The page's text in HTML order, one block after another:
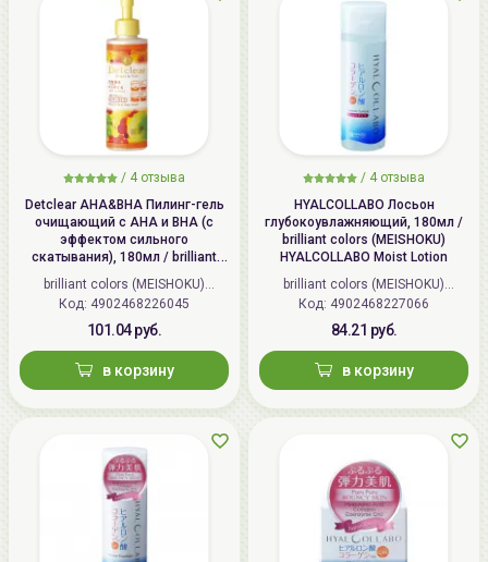
Этап #1: 8 процедур с интервалом в 48 часов;
Этап #2: регулярное применение с интервалом в 72
часа на постоянной основе.
Способ применения:
Извлеките патчи упаковки и удалите белую
защитную пленку по их периметру. Не прикасайтесь
к микроиглам в центре патча, держите только за
периметр, чтобы не повредить иглы.
/ 4 отзыва
Detclear AHA&BHA Пилинг-гель
очищающий с AHA и BHA (с
эффектом сильного
скатывания), 180мл / brilliant
colors (MEISHOKU) Detclear
Bright&Peel AHA&BHA Fruits
Peeling Jelly
brilliant colors (MEISHOKU)
(Япония)
Код: 4902468226045
101.04 руб.
в корзину
/ 4 отзыва
HYALCOLLABO Лосьон
глубокоувлажняющий, 180мл /
brilliant colors (MEISHOKU)
HYALCOLLABO Moist Lotion
brilliant colors (MEISHOKU)
(Япония)
Код: 4902468227066
84.21 руб.
в корзину